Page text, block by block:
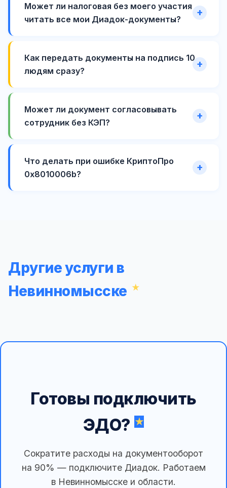
Может ли налоговая без моего участия
читать все мои Диадок-документы?
Как передать документы на подпись 10
людям сразу?
Может ли документ согласовывать
сотрудник без КЭП?
Что делать при ошибке КриптоПро
0x8010006b?
Другие услуги в
Невинномысске
Готовы подключить
ЭДО?
Сократите расходы на документооборот
на 90% — подключите Диадок. Работаем
в Невинномысске и области.